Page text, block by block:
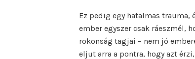
Ez pedig egy hatalmas trauma,
ember egyszer csak ráeszmél,
rokonság tagjai – nem jó
eljut arra a pontra, hogy azt